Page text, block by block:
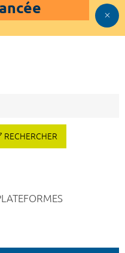
RECHERCHER